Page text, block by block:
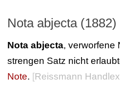
Nota abjecta (1882)
Nota abjecta, verworfene
strengen Satz nicht
Note. [Reissmann